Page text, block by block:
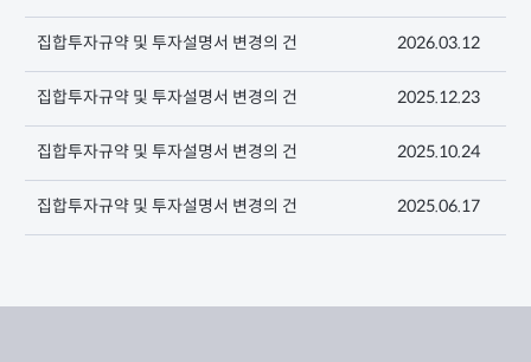
집합투자규약 및 투자설명서 변경의 건 2026.03.12
집합투자규약 및 투자설명서 변경의 건 2025.12.23
집합투자규약 및 투자설명서 변경의 건 2025.10.24
집합투자규약 및 투자설명서 변경의 건 2025.06.17